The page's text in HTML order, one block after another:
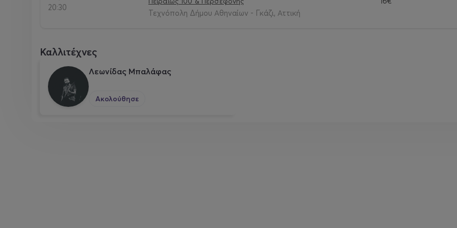
20:30
Τεχνόπολη Δήμου Αθηναίων - Γκάζι, Αττική
Καλλιτέχνες
Λεωνίδας Μπαλάφας
Ακολούθησε